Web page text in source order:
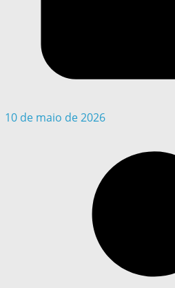
10 de maio de 2026